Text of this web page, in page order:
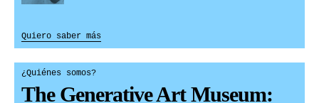
Quiero saber más
¿Quiénes somos?
The Generative Art Museum: